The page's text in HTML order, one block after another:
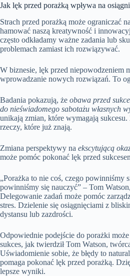
Jak lęk przed porażką wpływa na
Strach przed porażką może ograniczać
hamować naszą kreatywność i
często odkładamy ważne zadania lub
problemach zamiast ich rozwiązywać.
W biznesie, lęk przed niepowodzeniem
wprowadzanie nowych rozwiązań. To
Badania pokazują, że obawa przed
do nieświadomego sabotażu własnych
unikają zmian, które wymagają sukcesu.
rzeczy, które już znają.
Zmiana perspektywy na ekscytującą
może pomóc pokonać lęk przed
„Porażka to nie coś, czego powinniśmy
powinniśmy się nauczyć” – Tom
Delegowanie zadań może pomóc
stres. Dzielenie się osiągnięciami z
dystansu lub zazdrości.
Odpowiednie podejście do porażki
sukces, jak twierdził Tom Watson,
Uświadomienie sobie, że błędy to
pomaga pokonać lęk przed porażką.
lepsze wyniki.